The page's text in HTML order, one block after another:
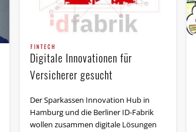
FINTECH
Digitale Innovationen für
Versicherer gesucht
Der Sparkassen Innovation Hub in
Hamburg und die Berliner ID-Fabrik
wollen zusammen digitale Lösungen